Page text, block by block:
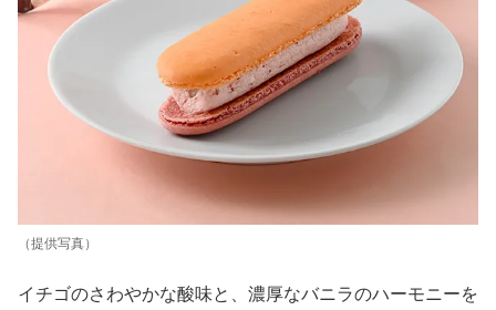
（提供写真）
イチゴのさわやかな酸味と、濃厚なバニラのハーモニーを